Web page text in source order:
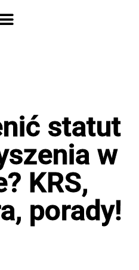
statut
w
KRS,
porady!